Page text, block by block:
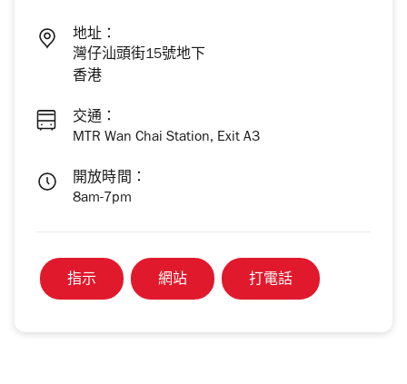
地址：
灣仔汕頭街15號地下
香港
交通：
MTR Wan Chai Station, Exit A3
開放時間：
8am-7pm
指示 網站 打電話